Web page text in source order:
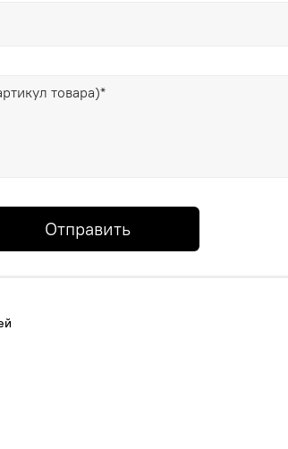
Отправить